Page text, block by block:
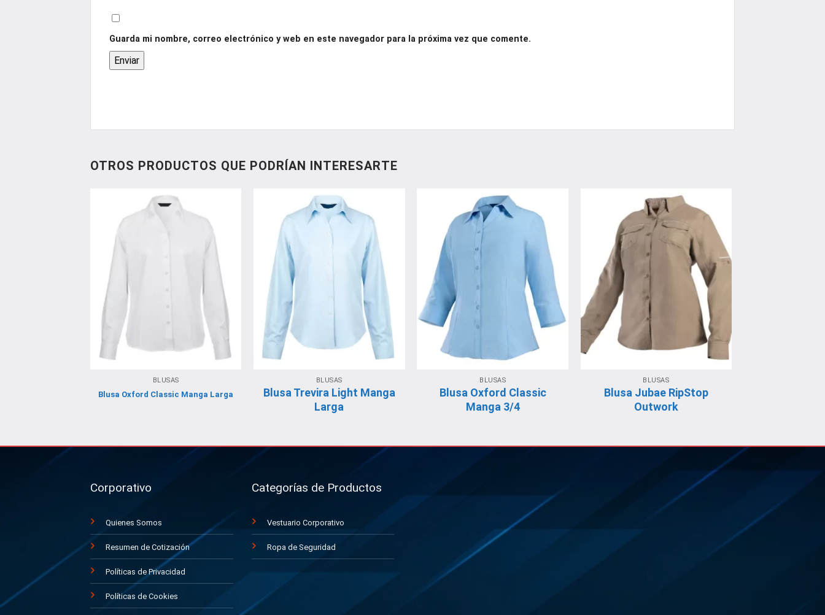
Guarda mi nombre, correo electrónico y web en este navegador para la próxima vez que comente.
OTROS PRODUCTOS QUE PODRÍAN INTERESARTE
BLUSAS
Blusa Oxford Classic Manga Larga
BLUSAS
Blusa Trevira Light Manga
Larga
BLUSAS
Blusa Oxford Classic
Manga 3/4
BLUSAS
Blusa Jubae RipStop
Outwork
Corporativo
Quienes Somos
Resumen de Cotización
Políticas de Privacidad
Políticas de Cookies
Categorías de Productos
Vestuario Corporativo
Ropa de Seguridad